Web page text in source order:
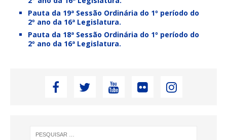
Pauta da 19ª Sessão Ordinária do 1º período do
2º ano da 16ª Legislatura.
Pauta da 18ª Sessão Ordinária do 1º período do
2º ano da 16ª Legislatura.